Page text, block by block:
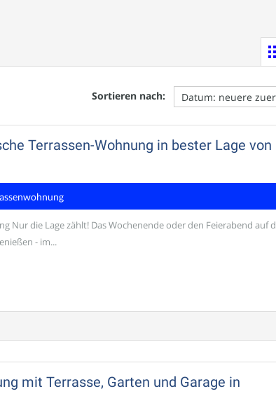
Sortieren nach:
Terrassen-Wohnung in bester Lage von
Nur die Lage zählt! Das Wochenende oder den Feierabend auf
- im...
mit Terrasse, Garten und Garage in